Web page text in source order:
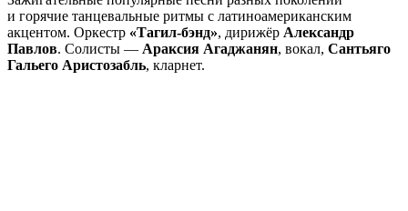
и горячие танцевальные ритмы с латиноамериканским
акцентом. Оркестр «Тагил-бэнд», дирижёр Александр
Павлов. Солисты — Араксия Агаджанян, вокал, Сантьяго
Гальего Аристозабль, кларнет.